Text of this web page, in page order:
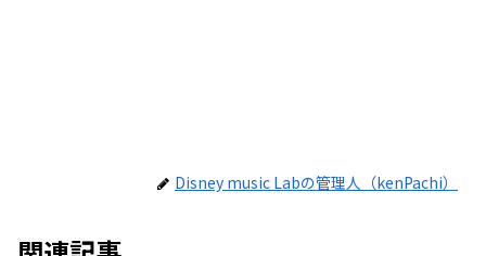
Disney music Labの管理人（kenPachi）